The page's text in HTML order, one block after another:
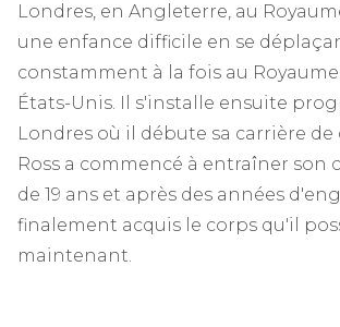
Londres, en Angleterre, au
une enfance difficile en se
constamment à la fois au
États-Unis. Il s'installe ensuite
Londres où il débute sa carrière de
Ross a commencé à entraîner son
de 19 ans et après des années
finalement acquis le corps qu'il
maintenant.